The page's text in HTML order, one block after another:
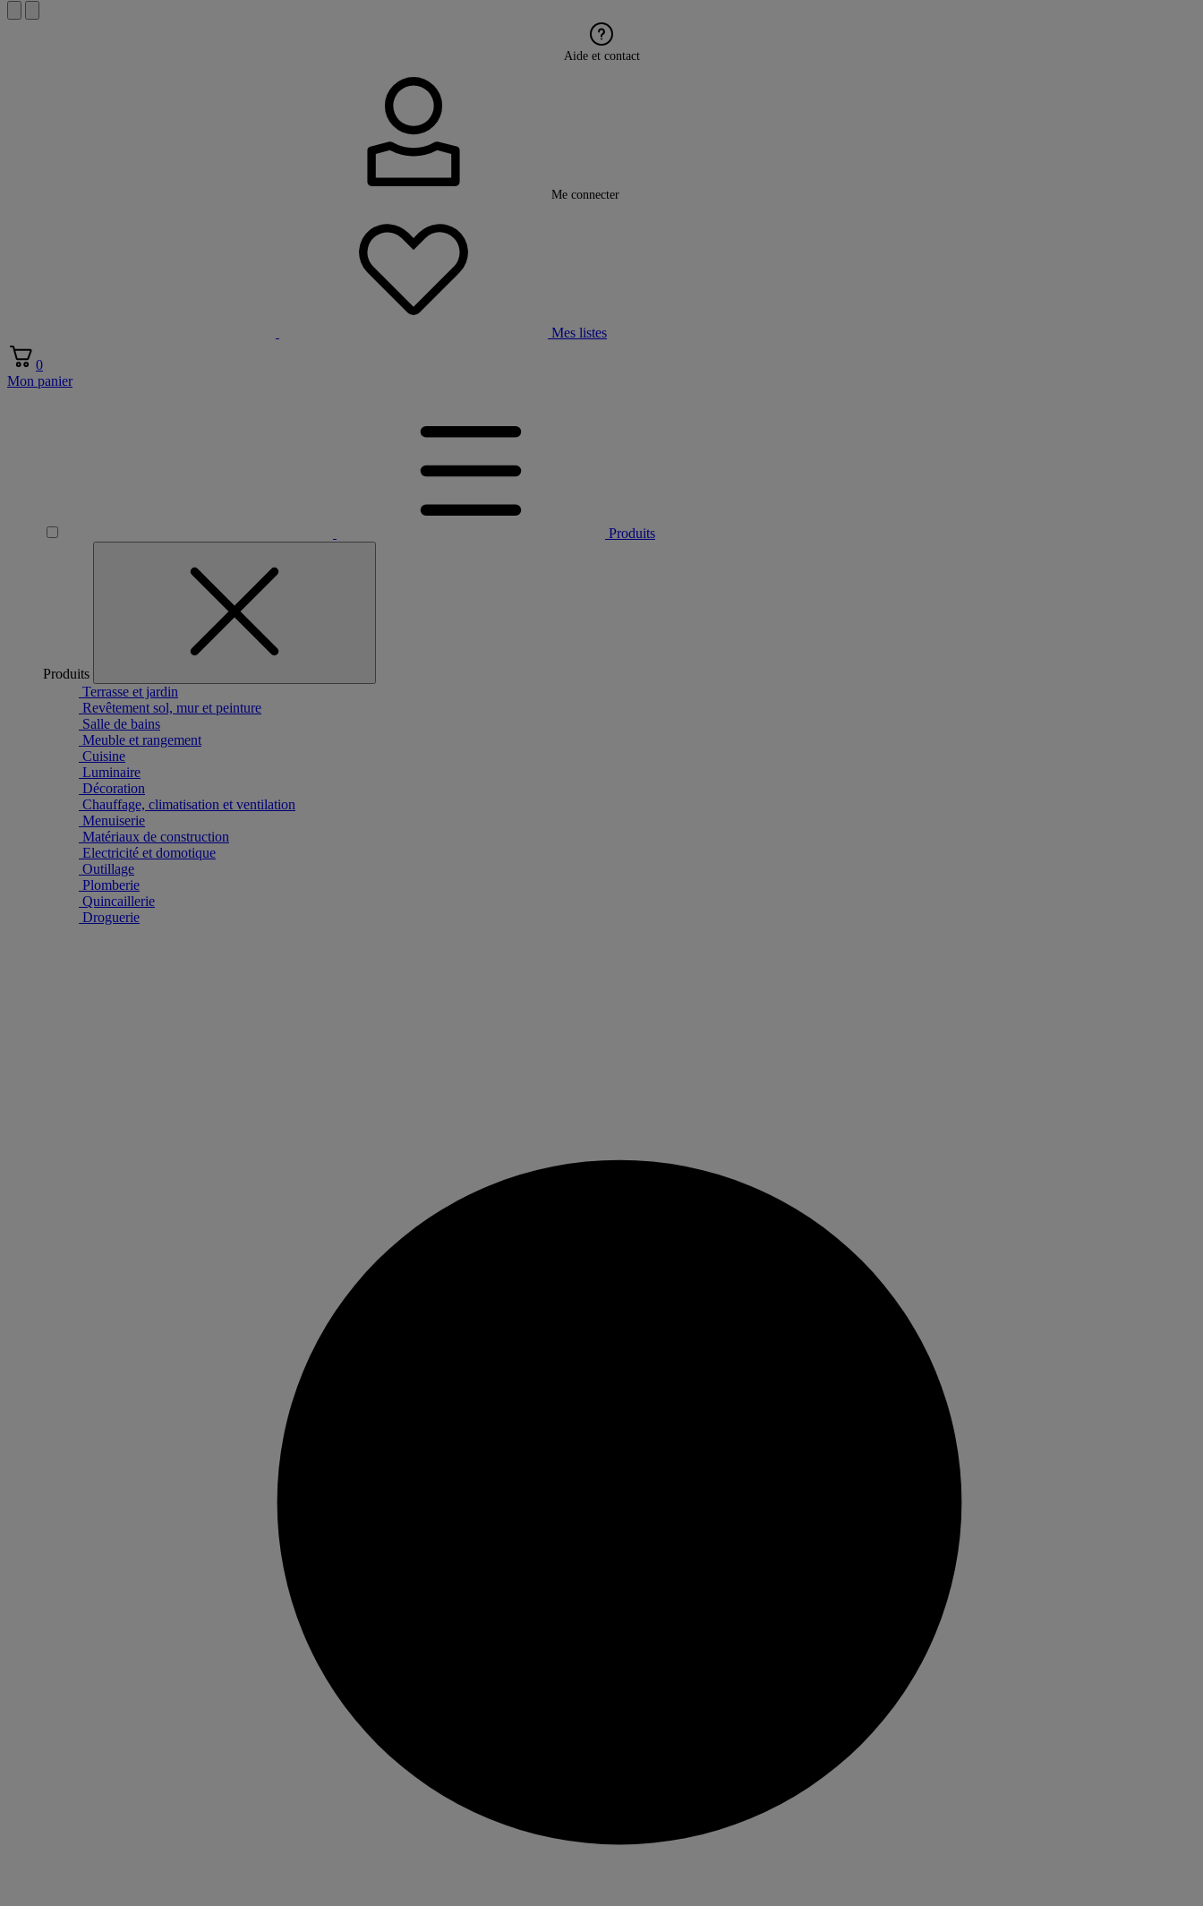
Aide et contact
Me connecter
Mes listes
0
Mon panier
Produits
Produits
Terrasse et jardin
Revêtement sol, mur et peinture
Salle de bains
Meuble et rangement
Cuisine
Luminaire
Décoration
Chauffage, climatisation et ventilation
Menuiserie
Matériaux de construction
Electricité et domotique
Outillage
Plomberie
Quincaillerie
Droguerie